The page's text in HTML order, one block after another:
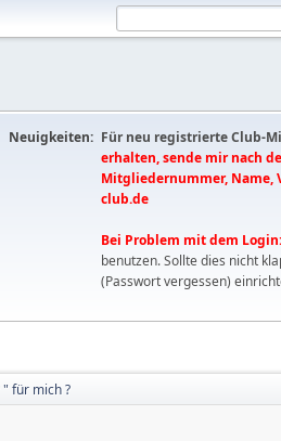
Neuigkeiten: Für neu registrierte Club-
erhalten, sende mir nach
Mitgliedernummer, Name,
club.de
Bei Problem mit dem Login:
benutzen. Sollte dies nicht
(Passwort vergessen)
für mich ?